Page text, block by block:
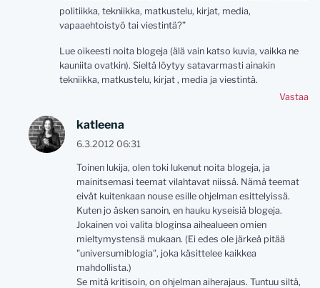
politiikka, tekniikka, matkustelu, kirjat, media,
vapaaehtoistyö tai viestintä?”
Lue oikeesti noita blogeja (älä vain katso kuvia, vaikka ne
kauniita ovatkin). Sieltä löytyy satavarmasti ainakin
tekniikka, matkustelu, kirjat , media ja viestintä.
Vastaa
katleena
6.3.2012 06:31
Toinen lukija, olen toki lukenut noita blogeja, ja
mainitsemasi teemat vilahtavat niissä. Nämä teemat
eivät kuitenkaan nouse esille ohjelman esittelyissä.
Kuten jo äsken sanoin, en hauku kyseisiä blogeja.
Jokainen voi valita bloginsa aihealueen omien
mieltymystensä mukaan. (Ei edes ole järkeä pitää
"universumiblogia", joka käsittelee kaikkea
mahdollista.)
Se mitä kritisoin, on ohjelman aiherajaus. Tuntuu siltä,